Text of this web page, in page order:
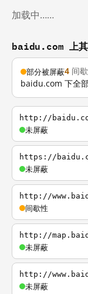
加载中……
baidu.com 上其
部分被屏蔽4 间
baidu.com 下全
http://
未屏蔽
https://
未屏蔽
http://
间歇性
http://
未屏蔽
http://
未屏蔽